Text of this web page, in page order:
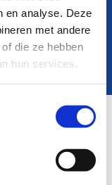
en analyse. Deze
met andere
die ze hebben
hun services.
TOT